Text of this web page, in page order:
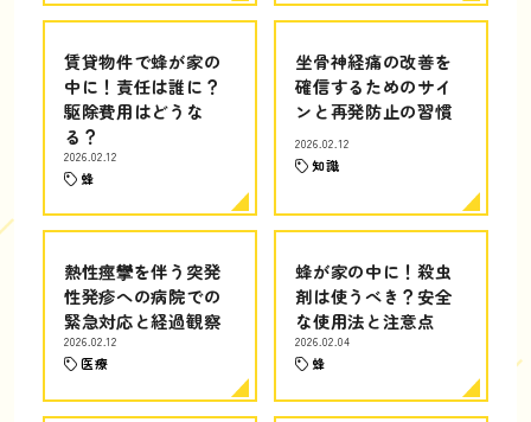
賃貸物件で蜂が家の
中に！責任は誰に？
駆除費用はどうな
る？
2026.02.12
蜂
坐骨神経痛の改善を
確信するためのサイ
ンと再発防止の習慣
2026.02.12
知識
熱性痙攣を伴う突発
性発疹への病院での
緊急対応と経過観察
2026.02.12
医療
蜂が家の中に！殺虫
剤は使うべき？安全
な使用法と注意点
2026.02.04
蜂